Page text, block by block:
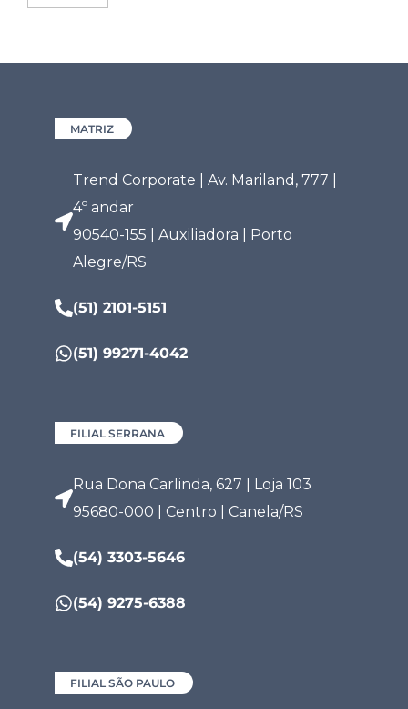
MATRIZ
Trend Corporate | Av. Mariland, 777 |
4º andar
90540-155 | Auxiliadora | Porto
Alegre/RS
(51) 2101-5151
(51) 99271-4042
FILIAL SERRANA
Rua Dona Carlinda, 627 | Loja 103
95680-000 | Centro | Canela/RS
(54) 3303-5646
(54) 9275-6388
FILIAL SÃO PAULO